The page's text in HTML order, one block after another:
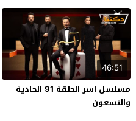
46:51
مسلسل اسر الحلقة 91 الحادية
والتسعون